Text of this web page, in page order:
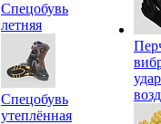
Спецобувь
летняя
Спецобувь
утеплённая